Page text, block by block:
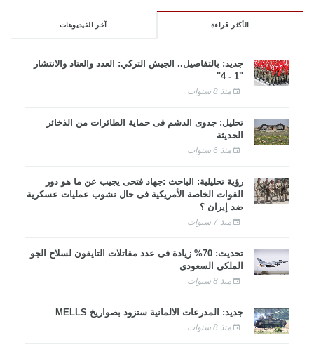
الأكثر قراءة آخر الفيديوهات
جديد: بالتفاصيل.. الجيش التركي: العدد والعتاد والانتشار
"1 - 4"
منذ 8 سنوات
تحليل: جدوى الدشم فى حماية الطائرات من الذخائر
الحديثة
منذ 6 سنوات
رؤية تحليلية: الباحث :جهاد فتحى يجيب عن ما هو دور
القوات الخاصة الأمريكية فى حال نشوب عمليات عسكرية
ضد إيران ؟
منذ 7 سنوات
تحديث: 70% زيادة فى عدد مقاتلات التايفون لسلاح الجو
الملكى السعودى
منذ 8 سنوات
جديد: المدرعات الألمانية ستزود بصواريخ MELLS
منذ 8 سنوات